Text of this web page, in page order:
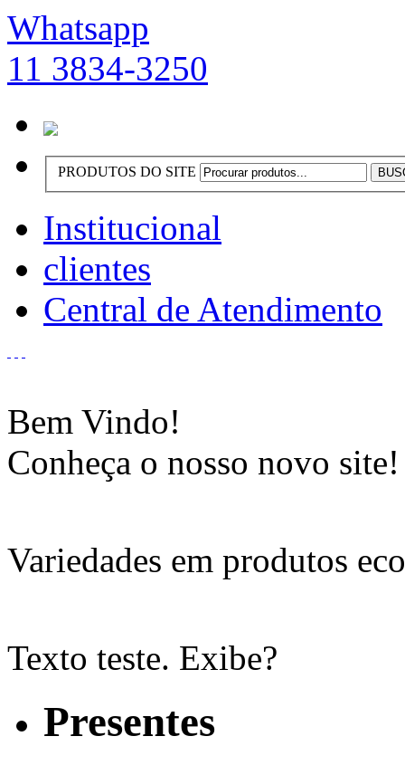
Whatsapp
11 3834-3250
PRODUTOS DO SITE
Institucional
clientes
Central de Atendimento
Bem Vindo!
Conheça o nosso novo site!
Variedades em produtos
Texto teste. Exibe?
Presentes